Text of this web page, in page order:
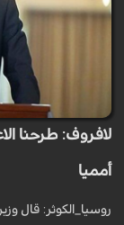
لافروف: طرحنا
أمميا
روسيا_الكوثر: قال